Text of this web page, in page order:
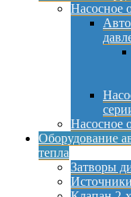
Насосное
Насосное
Оборудование
тепла
Затворы